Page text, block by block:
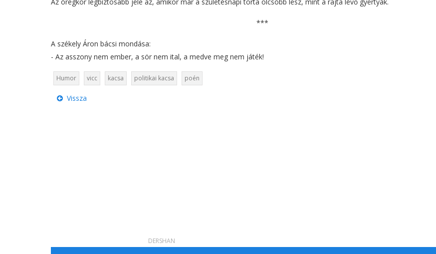
***
A székely Áron bácsi mondása:
- Az asszony nem ember, a sör nem ital, a medve meg nem játék!
Humor vicc kacsa politikai kacsa poén
Vissza
DERSHAN